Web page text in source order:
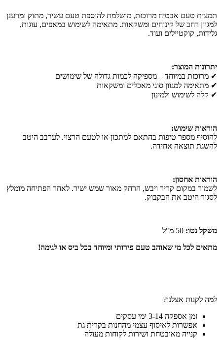
תמצית טעם אבטיח מרוכזת, מושלמת להוספת טעם עשיר, מתוק ומרענן
למגוון רחב של קינוחים ומשקאות. מתאימה לשימוש במאפים, עוגות,
גלידות, קוקטיילים ועוד.
יתרונות המוצר:
✔ מרוכזת במיוחד – מספיקה לכמות גדולה של שימושים
✔ מתאימה למגוון סוגי מאכלים ומשקאות
✔ קלה לשימוש ולמינון
הוראות שימוש:
להוסיף מספר טיפות בהתאם למתכון או לטעם הרצוי. לערבב היטב
להשגת תוצאה אחידה.
הוראות אחסון:
לשמור במקום קריר ויבש, הרחק מאור שמש ישיר. לאחר הפתיחה מומלץ
לסגור היטב את הבקבוק.
משקל נטו:
מתאים לכל מי שאוהב טעם פירותי ומיוחד בכל ביס או לגימה!
למה לקנות אצלנו?
זמן אספקה 3-14 ימי עסקים
אפשרות לאיסוף עצמי מהחנות בקרית גת
קנייה מאובטחת ושירות לקוחות מעולה